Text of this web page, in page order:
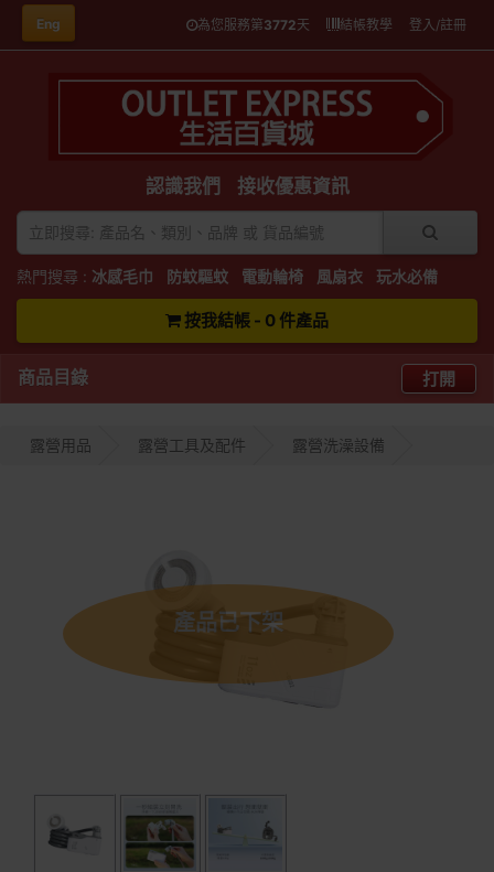
Eng 為您服務第3772天 結帳教學 登入/註冊
認識我們 接收優惠資訊
熱門搜尋 : 冰感毛巾 防蚊驅蚊 電動輪椅 風扇衣 玩水必備
按我結帳 - 0 件產品
商品目錄 打開
露營用品 露營工具及配件 露營洗澡設備
產品已下架